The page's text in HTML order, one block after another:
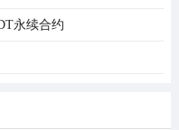
永续合约